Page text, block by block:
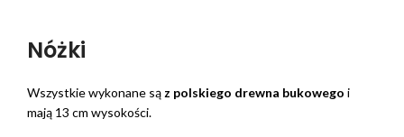
Nóżki
Wszystkie wykonane są z polskiego drewna bukowego i
mają 13 cm wysokości.